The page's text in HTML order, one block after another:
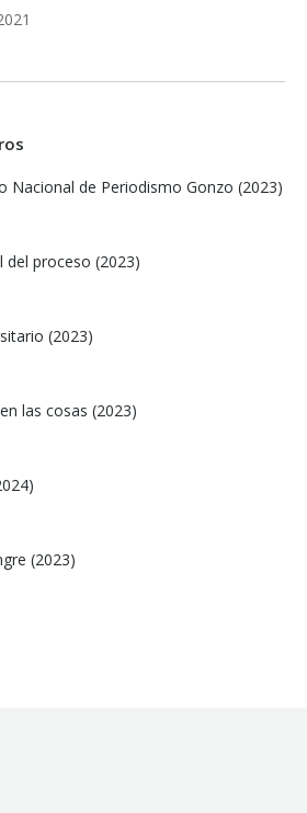
Nacional de Periodismo Gonzo (2023)
del proceso (2023)
(2023)
las cosas (2023)
(2023)